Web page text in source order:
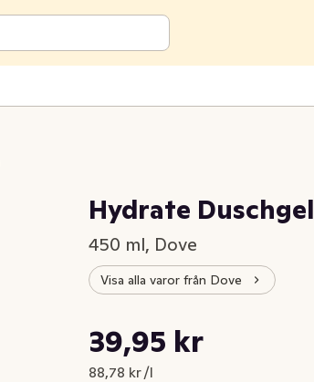
Hydrate Duschgel
450 ml, Dove
Visa alla varor från Dove
Nuvarande pris är: 39,95 kr
39,95 kr
88,78 kr /l
Styckpris: 88,78 kr /l